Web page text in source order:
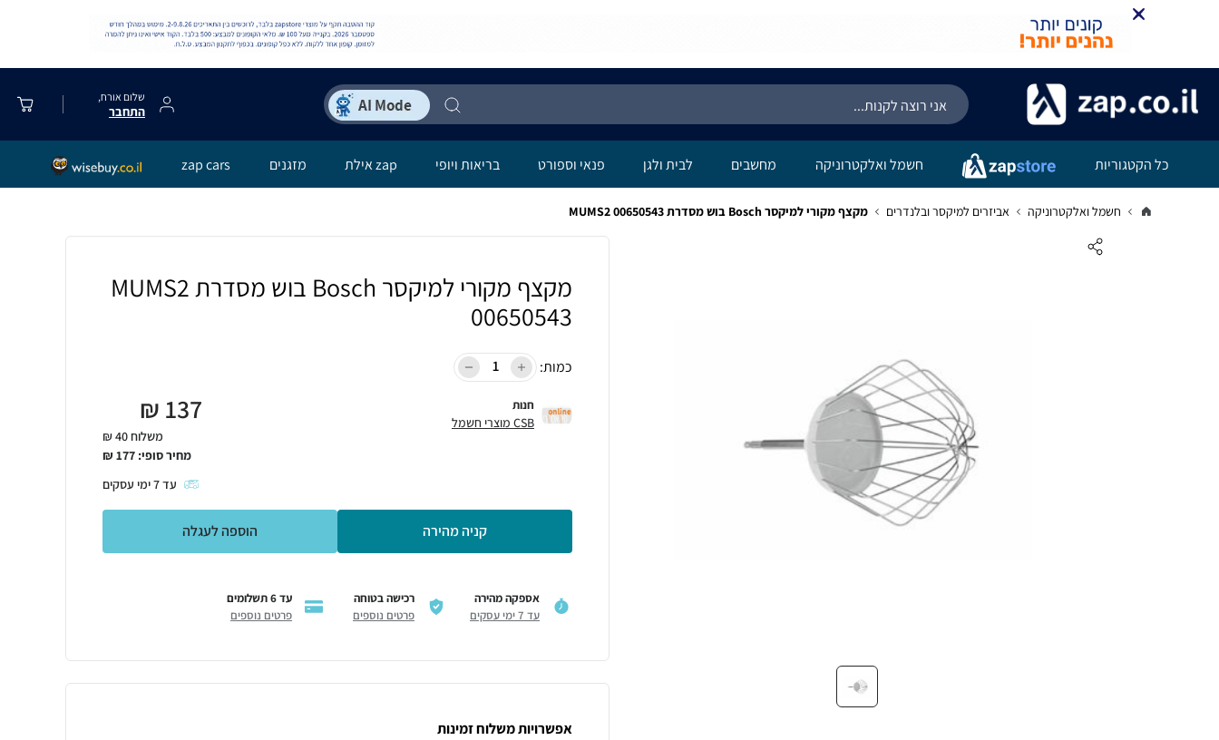
שלום אורח,
התחבר
כל הקטגוריות חשמל ואלקטרוניקה מחשבים לבית ולגן פנאי וספורט בריאות ויופי zap אילת מזגנים zap cars
חשמל ואלקטרוניקה אביזרים למיקסר ובלנדרים מקצף מקורי למיקסר Bosch בוש מסדרת MUMS2 00650543
מקצף מקורי למיקסר Bosch בוש מסדרת MUMS2
00650543
כמות:
חנות
CSB מוצרי חשמל 137
₪
משלוח 40 ₪
מחיר סופי: 177
₪
עד7ימי עסקים
קניה מהירה הוספה לעגלה
אספקה מהירה
עד 7 ימי עסקים
רכישה בטוחה
פרטים נוספים
עד 6 תשלומים
פרטים נוספים
אפשרויות משלוח זמינות